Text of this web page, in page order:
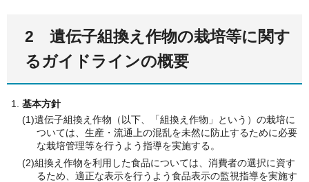
2 遺伝子組換え作物の栽培等に関す
るガイドラインの概要
基本方針
(1)遺伝子組換え作物（以下、「組換え作物」という）の栽培に
ついては、生産・流通上の混乱を未然に防止するために必要
な栽培管理等を行うよう指導を実施する。
(2)組換え作物を利用した食品については、消費者の選択に資す
るため、適正な表示を行うよう食品表示の監視指導を実施す